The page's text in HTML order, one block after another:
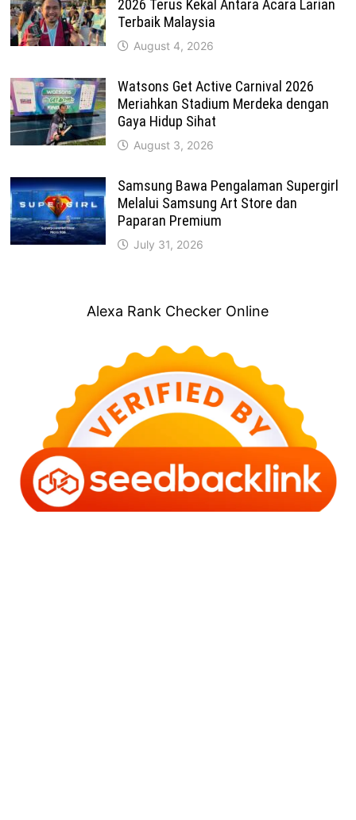
2026 Terus Kekal Antara Acara Larian
Terbaik Malaysia
August 4, 2026
Watsons Get Active Carnival 2026
Meriahkan Stadium Merdeka dengan
Gaya Hidup Sihat
August 3, 2026
Samsung Bawa Pengalaman Supergirl
Melalui Samsung Art Store dan
Paparan Premium
July 31, 2026
Alexa Rank Checker Online